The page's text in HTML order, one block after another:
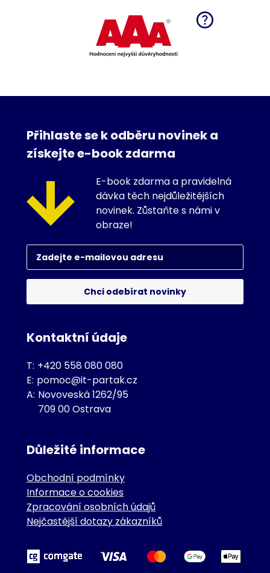
Přihlaste se k odběru novinek a
získejte e-book zdarma
E-book zdarma a pravidelná
dávka těch nejdůležitějších
novinek. Zůstaňte s námi v
obraze!
Chci odebírat novinky
Kontaktní údaje
T: +420 558 080 080
E: pomoc@it-partak.cz
A: Novoveská 1262/95
709 00 Ostrava
Důležité informace
Obchodní podmínky
Informace o cookies
Zpracování osobních údajů
Nejčastější dotazy zákazníků